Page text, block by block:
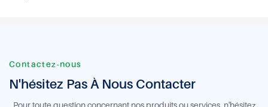
Contactez-nous
N'hésitez Pas À Nous Contacter